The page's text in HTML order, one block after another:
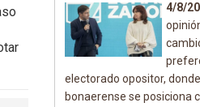
4/8/
electorado opositor,
bonaerense se posiciona